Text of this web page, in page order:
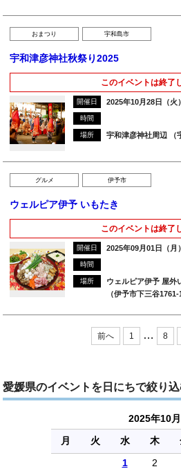
おまつり 宇和島市
宇和津彦神社秋祭り2025
このイベントは終了
開催日 2025年10月28日（火
時間
場所 宇和津彦神社周辺 （
グルメ 伊予市
ウェルピア伊予 いもたき
このイベントは終了
開催日 2025年09月01日（月
時間
場所
ウェルピア伊予 屋外
（伊予市下三谷1761-
前へ 1 … 8
愛媛県のイベントを日にちで絞り
2025年10月
月
火 水 木
1 2